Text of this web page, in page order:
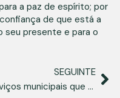
a paz de espírito; por
de que está a
seu presente e para o
SEGUINTE
Serviços municipais que podem apoiar a sua adaptação e cuidar do seu bem-estar quotidiano